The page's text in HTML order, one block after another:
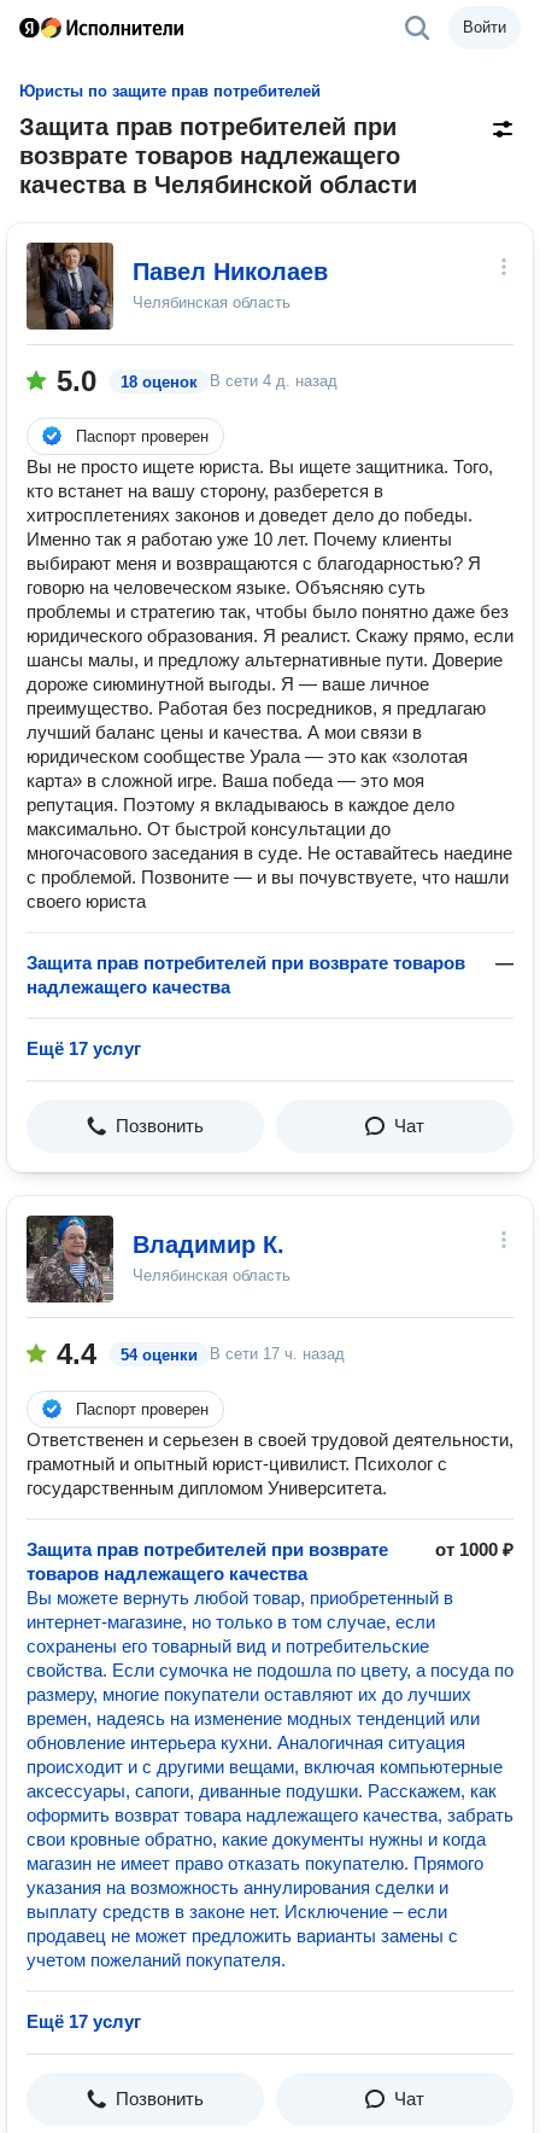
Войти
Юристы по защите прав потребителей
Защита прав потребителей при
возврате товаров надлежащего
качества в Челябинской области
Павел Николаев
Челябинская область
5.0 18 оценок В сети 4 д. назад
Паспорт проверен
Вы не просто ищете юриста. Вы ищете защитника. Того,
кто встанет на вашу сторону, разберется в
хитросплетениях законов и доведет дело до победы.
Именно так я работаю уже 10 лет. Почему клиенты
выбирают меня и возвращаются с благодарностью? Я
говорю на человеческом языке. Объясняю суть
проблемы и стратегию так, чтобы было понятно даже без
юридического образования. Я реалист. Скажу прямо, если
шансы малы, и предложу альтернативные пути. Доверие
дороже сиюминутной выгоды. Я — ваше личное
преимущество. Работая без посредников, я предлагаю
лучший баланс цены и качества. А мои связи в
юридическом сообществе Урала — это как «золотая
карта» в сложной игре. Ваша победа — это моя
репутация. Поэтому я вкладываюсь в каждое дело
максимально. От быстрой консультации до
многочасового заседания в суде. Не оставайтесь наедине
с проблемой. Позвоните — и вы почувствуете, что нашли
своего юриста
Защита прав потребителей при возврате товаров
надлежащего качества
—
Ещё 17 услуг
Позвонить Чат
Владимир К.
Челябинская область
4.4 54 оценки В сети 17 ч. назад
Паспорт проверен
Ответственен и серьезен в своей трудовой деятельности,
грамотный и опытный юрист-цивилист. Психолог с
государственным дипломом Университета.
Защита прав потребителей при возврате
товаров надлежащего качества
от 1000 ₽
Вы можете вернуть любой товар, приобретенный в
интернет-магазине, но только в том случае, если
сохранены его товарный вид и потребительские
свойства. Если сумочка не подошла по цвету, а посуда по
размеру, многие покупатели оставляют их до лучших
времен, надеясь на изменение модных тенденций или
обновление интерьера кухни. Аналогичная ситуация
происходит и с другими вещами, включая компьютерные
аксессуары, сапоги, диванные подушки. Расскажем, как
оформить возврат товара надлежащего качества, забрать
свои кровные обратно, какие документы нужны и когда
магазин не имеет право отказать покупателю. Прямого
указания на возможность аннулирования сделки и
выплату средств в законе нет. Исключение – если
продавец не может предложить варианты замены с
учетом пожеланий покупателя.
Ещё 17 услуг
Позвонить Чат